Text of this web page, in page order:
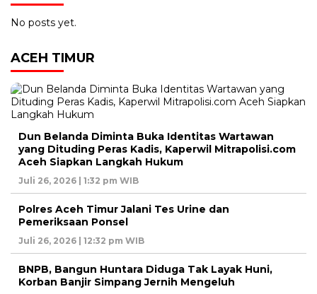
No posts yet.
ACEH TIMUR
Dun Belanda Diminta Buka Identitas Wartawan
yang Dituding Peras Kadis, Kaperwil Mitrapolisi.com
Aceh Siapkan Langkah Hukum
Juli 26, 2026 | 1:32 pm WIB
Polres Aceh Timur Jalani Tes Urine dan
Pemeriksaan Ponsel
Juli 26, 2026 | 12:32 pm WIB
BNPB, Bangun Huntara Diduga Tak Layak Huni,
Korban Banjir Simpang Jernih Mengeluh